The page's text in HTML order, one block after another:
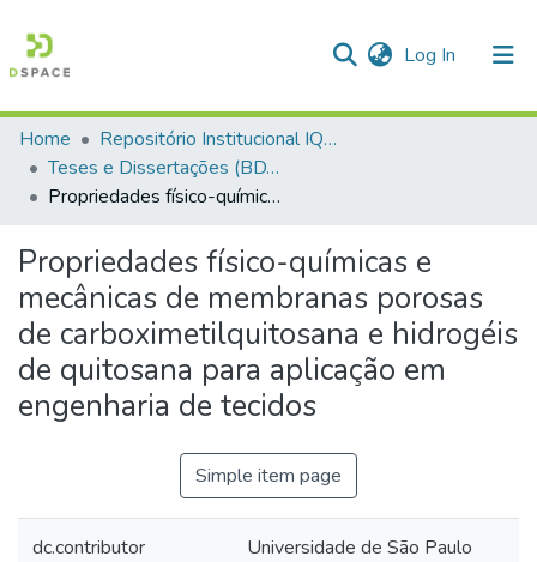
Log In (current)
Communities & Collections
All of DSpace
Statistics
Home
Repositório Institucional IQSC
Teses e Dissertações (BDTD USP)
Propriedades físico-químicas e mecânicas de membranas porosas de carboximetilquitosana e hidrogéis de quitosana para aplicação em engenharia de tecidos
Propriedades físico-químicas e
mecânicas de membranas porosas
de carboximetilquitosana e hidrogéis
de quitosana para aplicação em
engenharia de tecidos
Simple item page
dc.contributor Universidade de São Paulo